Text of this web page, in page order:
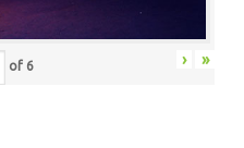
of 6 › »